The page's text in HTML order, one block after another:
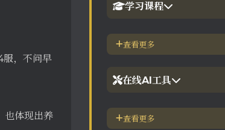
服，不问早
也体现出养
学习课程
1.倪海厦官网备份版
查看更多
在线AI工具
【工具】紫微斗数命理分析
查看更多